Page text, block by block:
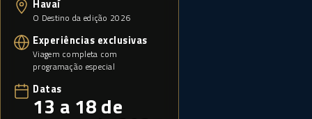
Havaí
O Destino da edição 2026
Experiências exclusivas
Viagem completa com
programação especial
Datas
13 a 18 de